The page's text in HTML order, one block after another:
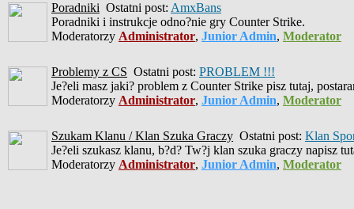
Poradniki Ostatni post: AmxBans
Poradniki i instrukcje odno?nie gry Counter Strike.
Moderatorzy Administrator, Junior Admin, Moderator
Problemy z CS Ostatni post: PROBLEM !!!
Je?eli masz jaki? problem z Counter Strike pisz tutaj,
Moderatorzy Administrator, Junior Admin, Moderator
Szukam Klanu / Klan Szuka Graczy Ostatni post: Klan
Je?eli szukasz klanu, b?d? Tw?j klan szuka graczy napisz
Moderatorzy Administrator, Junior Admin, Moderator